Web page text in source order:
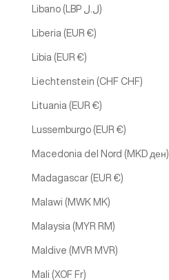
Libano (LBP ل.ل)
Liberia (EUR €)
Libia (EUR €)
Liechtenstein (CHF CHF)
Lituania (EUR €)
Lussemburgo (EUR €)
Macedonia del Nord (MKD ден)
Madagascar (EUR €)
Malawi (MWK MK)
Malaysia (MYR RM)
Maldive (MVR MVR)
Mali (XOF Fr)